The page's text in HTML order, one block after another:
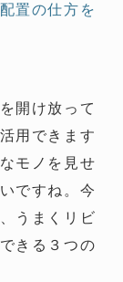
置の仕方を
開け放って
用できます
モノを見せ
ですね。今
うまくリビ
きる３つの